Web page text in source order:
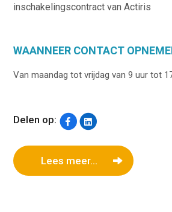
inschakelingscontract van Actiris
WAANNEER CONTACT
Van maandag tot vrijdag van 9 uur tot
Delen op:
Lees meer...